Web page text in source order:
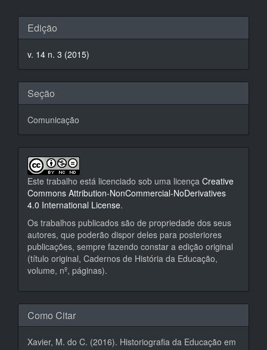
Detalhes
do
artigo
Edição
v. 14 n. 3 (2015)
Seção
Comunicação
Este trabalho está licenciado sob uma licença Creative
Commons Attribution-NonCommercial-NoDerivatives
4.0 International License.
Os trabalhos publicados são de propriedade dos seus
autores, que poderão dispor deles para posteriores
publicações, sempre fazendo constar a edição original
(título original, Cadernos de História da Educação,
volume, nº, páginas).
Como Citar
Xavier, M. do C. (2016). Historiografia da Educação em